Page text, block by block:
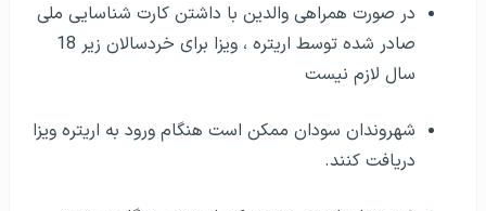
در صورت همراهی والدین با داشتن کارت شناسایی ملی
صادر شده توسط اریتره ، ویزا برای خردسالان زیر 18
سال لازم نیست
شهروندان سودان ممکن است هنگام ورود به اریتره ویزا
دریافت کنند.